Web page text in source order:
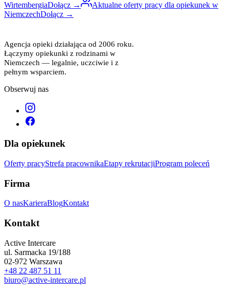
WirtembergiaDołącz →
Aktualne oferty pracy dla opiekunek w
NiemczechDołącz →
Agencja opieki działająca od 2006 roku.
Łączymy opiekunki z rodzinami w
Niemczech — legalnie, uczciwie i z
pełnym wsparciem.
Obserwuj nas
Dla opiekunek
Oferty pracyStrefa pracownikaEtapy rekrutacjiProgram poleceń
Firma
O nasKarieraBlogKontakt
Kontakt
Active Intercare
ul. Sarmacka 19/188
02-972 Warszawa
+48 22 487 51 11
biuro@active-intercare.pl